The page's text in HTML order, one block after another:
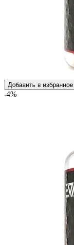
Добавить в избранное
-4%